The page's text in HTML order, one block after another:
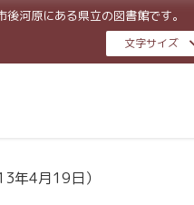
河原にある県立の図書館です。
文字サイズ
年4月19日）